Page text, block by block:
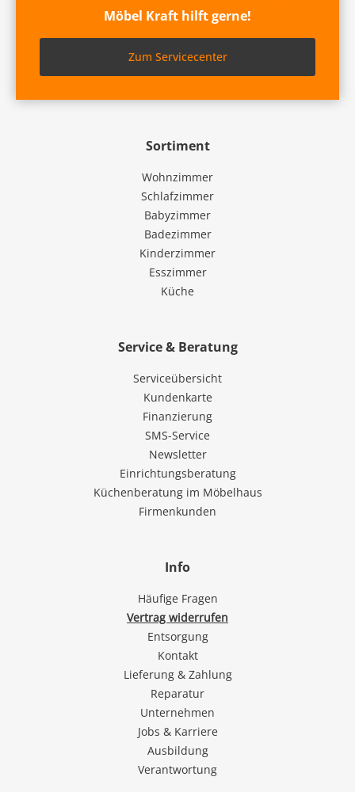
Sortiment
Wohnzimmer
Schlafzimmer
Babyzimmer
Badezimmer
Kinderzimmer
Esszimmer
Küche
Service & Beratung
Serviceübersicht
Kundenkarte
Finanzierung
SMS-Service
Newsletter
Einrichtungsberatung
Küchenberatung im Möbelhaus
Firmenkunden
Info
Häufige Fragen
Vertrag widerrufen
Entsorgung
Kontakt
Lieferung & Zahlung
Reparatur
Unternehmen
Jobs & Karriere
Ausbildung
Verantwortung
Möbel Kraft hilft gerne!
Zum Servicecenter